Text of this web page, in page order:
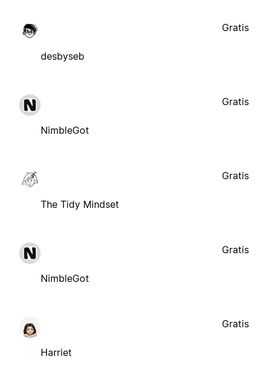
desbyseb
Gratis
NimbleGot
Gratis
The Tidy Mindset
Gratis
NimbleGot
Gratis
Harriet
Gratis